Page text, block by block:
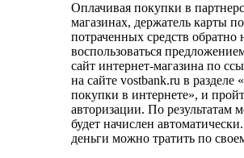
Оплачивая покупки в
магазинах, держатель карты
потраченных средств обратно
воспользоваться
сайт интернет-магазина по
на сайте vostbank.ru в разделе
покупки в интернете», и
авторизации. По результатам
будет начислен
деньги можно тратить по